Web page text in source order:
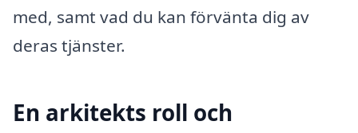
med, samt vad du kan förvänta dig av
deras tjänster.
En arkitekts roll och